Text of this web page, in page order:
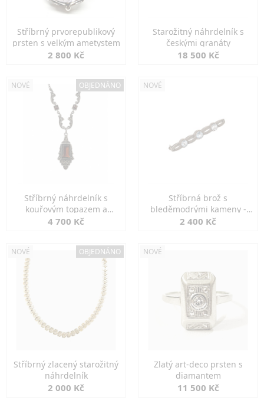
Stříbrný prvorepublikový
prsten s velkým ametystem
2 800 Kč
Starožitný náhrdelník s
českými granáty
18 500 Kč
NOVÉ OBJEDNÁNO
Stříbrný náhrdelník s
kouřovým topazem a
markazity
4 700 Kč
NOVÉ
Stříbrná brož s
bleděmodrými kameny -
jemná elegance
2 400 Kč
NOVÉ OBJEDNÁNO
Stříbrný zlacený starožitný
náhrdelník
2 000 Kč
NOVÉ
Zlatý art-deco prsten s
diamantem
11 500 Kč